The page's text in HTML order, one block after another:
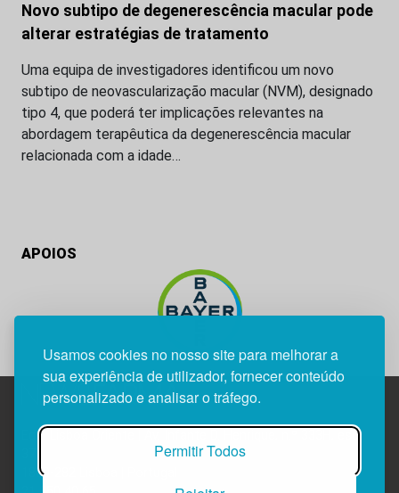
Usamos cookies no nosso site para melhorar a
sua experiência de utilizador, fornecer conteúdo
personalizado e analisar o tráfego.
Permitir Todos
Novo subtipo de degenerescência macular pode
alterar estratégias de tratamento
Uma equipa de investigadores identificou um novo
subtipo de neovascularização macular (NVM), designado
tipo 4, que poderá ter implicações relevantes na
abordagem terapêutica da degenerescência macular
relacionada com a idade…
APOIOS
Edif. Lisboa Oriente | Av. Infante D. Henrique, n.º 333H, esc.
1800-282 Lisboa | Portugal